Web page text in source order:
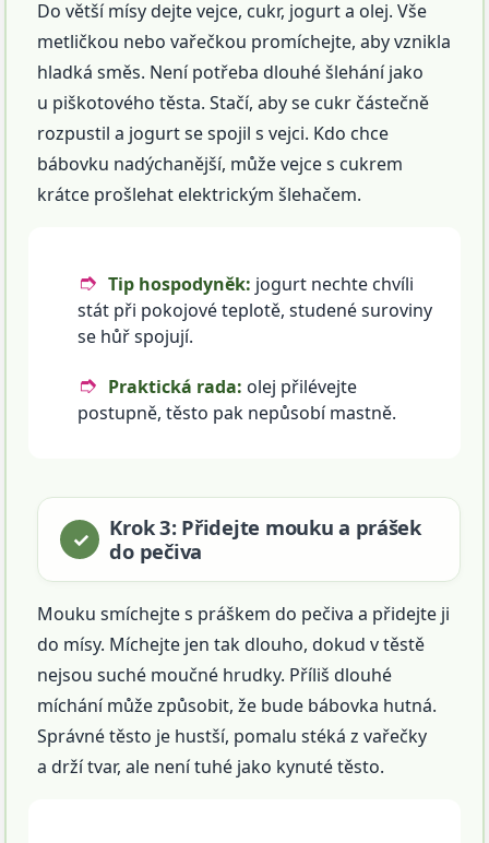
Do větší mísy dejte vejce, cukr, jogurt a olej. Vše
metličkou nebo vařečkou promíchejte, aby vznikla
hladká směs. Není potřeba dlouhé šlehání jako
u piškotového těsta. Stačí, aby se cukr částečně
rozpustil a jogurt se spojil s vejci. Kdo chce
bábovku nadýchanější, může vejce s cukrem
krátce prošlehat elektrickým šlehačem.
Tip hospodyněk: jogurt nechte chvíli
stát při pokojové teplotě, studené suroviny
se hůř spojují.
Praktická rada: olej přilévejte
postupně, těsto pak nepůsobí mastně.
Krok 3: Přidejte mouku a prášek
do pečiva
Mouku smíchejte s práškem do pečiva a přidejte ji
do mísy. Míchejte jen tak dlouho, dokud v těstě
nejsou suché moučné hrudky. Příliš dlouhé
míchání může způsobit, že bude bábovka hutná.
Správné těsto je hustší, pomalu stéká z vařečky
a drží tvar, ale není tuhé jako kynuté těsto.